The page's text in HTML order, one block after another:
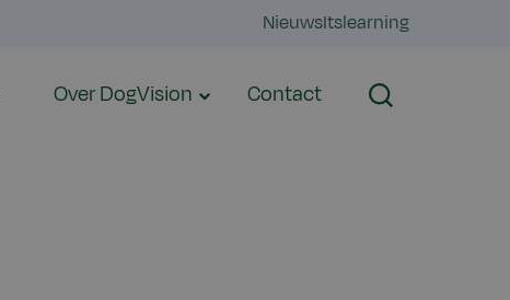
NieuwsItslearning
Over DogVision Contact Zoeken